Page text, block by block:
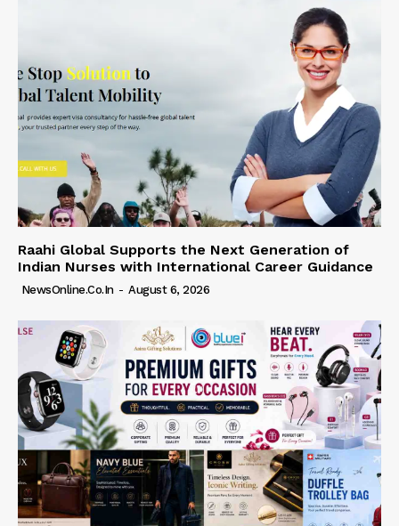
Raahi Global Supports the Next Generation of
Indian Nurses with International Career Guidance
NewsOnline.co.in - August 6, 2026